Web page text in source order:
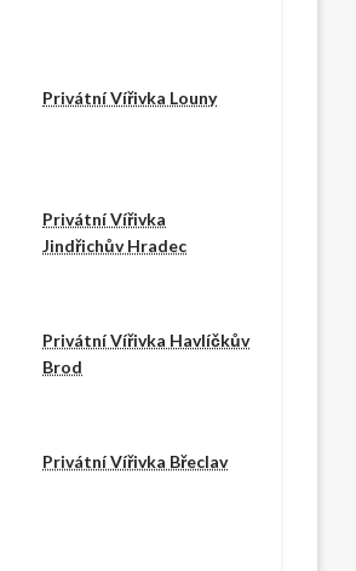
Privátní Vířivka Louny
Privátní Vířivka
Jindřichův Hradec
Privátní Vířivka Havlíčkův
Brod
Privátní Vířivka Břeclav